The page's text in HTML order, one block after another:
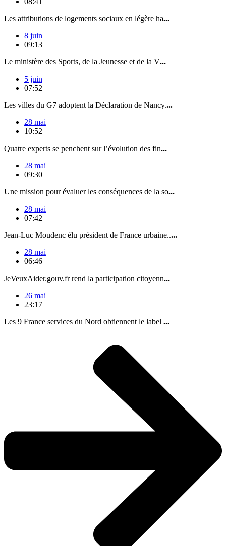
Les attributions de logements sociaux en légère ha...
8 juin
09:13
Le ministère des Sports, de la Jeunesse et de la V...
5 juin
07:52
Les villes du G7 adoptent la Déclaration de Nancy....
28 mai
10:52
Quatre experts se penchent sur l’évolution des fin...
28 mai
09:30
Une mission pour évaluer les conséquences de la so...
28 mai
07:42
Jean-Luc Moudenc élu président de France urbaine.....
28 mai
06:46
JeVeuxAider.gouv.fr rend la participation citoyenn...
26 mai
23:17
Les 9 France services du Nord obtiennent le label ...